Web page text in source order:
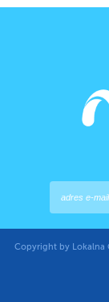
Copyright by Lokalna